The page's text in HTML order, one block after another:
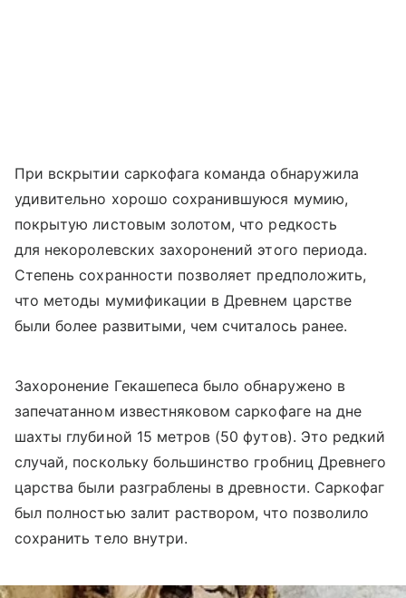
При вскрытии саркофага команда обнаружила
удивительно хорошо сохранившуюся мумию,
покрытую листовым золотом, что редкость
для некоролевских захоронений этого периода.
Степень сохранности позволяет предположить,
что методы мумификации в Древнем царстве
были более развитыми, чем считалось ранее.
Захоронение Гекашепеса было обнаружено в
запечатанном известняковом саркофаге на дне
шахты глубиной 15 метров (50 футов). Это редкий
случай, поскольку большинство гробниц Древнего
царства были разграблены в древности. Саркофаг
был полностью залит раствором, что позволило
сохранить тело внутри.